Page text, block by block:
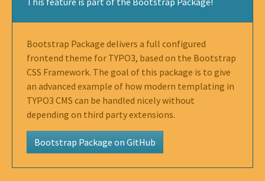
Bootstrap Package delivers a full configured
frontend theme for TYPO3, based on the Bootstrap
CSS Framework. The goal of this package is to give
an advanced example of how modern templating in
TYPO3 CMS can be handled nicely without
depending on third party extensions.
Bootstrap Package on GitHub